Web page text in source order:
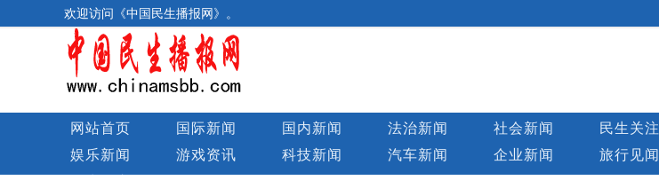
欢迎访问《中国民生播报网》。
网站首页 国际新闻 国内新闻 法治新闻 社会新闻 民生关注
娱乐新闻
游戏资讯 科技新闻 汽车新闻 企业新闻 旅行见闻